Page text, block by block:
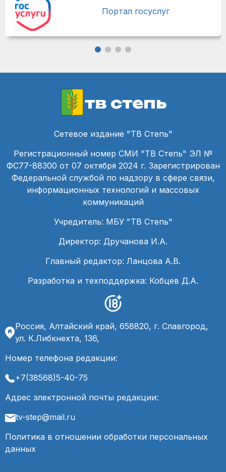
Портал госуслуг
тв степь
Сетевое издание "ТВ Степь"
Регистрационный номер СМИ "ТВ Степь" ЭЛ №
ФС77-88300 от 07 октября 2024 г. Зарегистрирован
Федеральной службой по надзору в сфере связи,
информационных технологий и массовых
коммуникаций
Учредитель: МБУ "ТВ Степь"
Директор: Дручанова И.А.
Главный редактор: Ланцова А.В.
Разработка и техподдержка: Кобцев Д.А.
Россия, Алтайский край, 658820, г. Славгород,
ул. К.Либкнехта, 136,
Номер телефона редакции:
+7(38568)5-40-75
Адрес электронной почты редакции:
tv-step@mail.ru
Политика в отношении обработки персональных
данных